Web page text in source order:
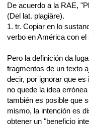
De acuerdo a la RAE,
(Del lat. plagiāre).
1. tr. Copiar en lo
verbo en América con
Pero la definición da
fragmentos de un texto
decir, por ignorar que
no quede la idea
también es posible que
mismo, la intención es
obtener un "beneficio